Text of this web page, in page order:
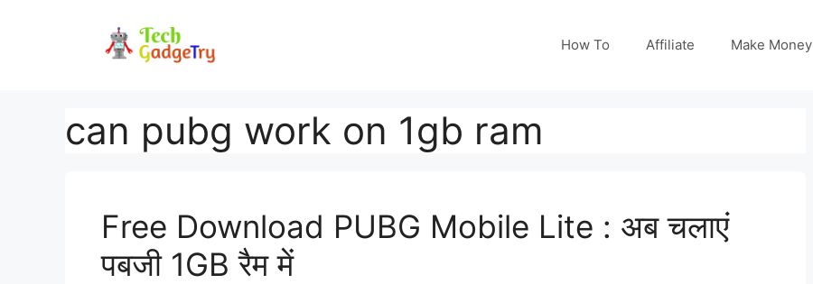
How To Affiliate Make Money
can pubg work on 1gb ram
Free Download PUBG Mobile Lite : अब चलाएं
पबजी 1GB रैम में